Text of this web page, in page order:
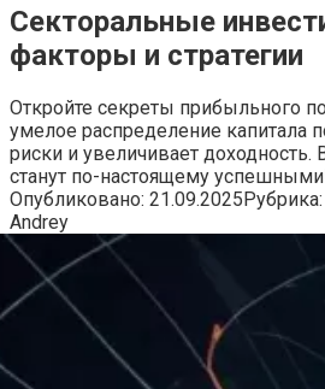
Секторальные
факторы и стратегии
Откройте секреты прибыльного
умелое распределение капитала
риски и увеличивает
станут по-настоящему
Опубликовано: 21.09.2025Рубрика:
Andrey